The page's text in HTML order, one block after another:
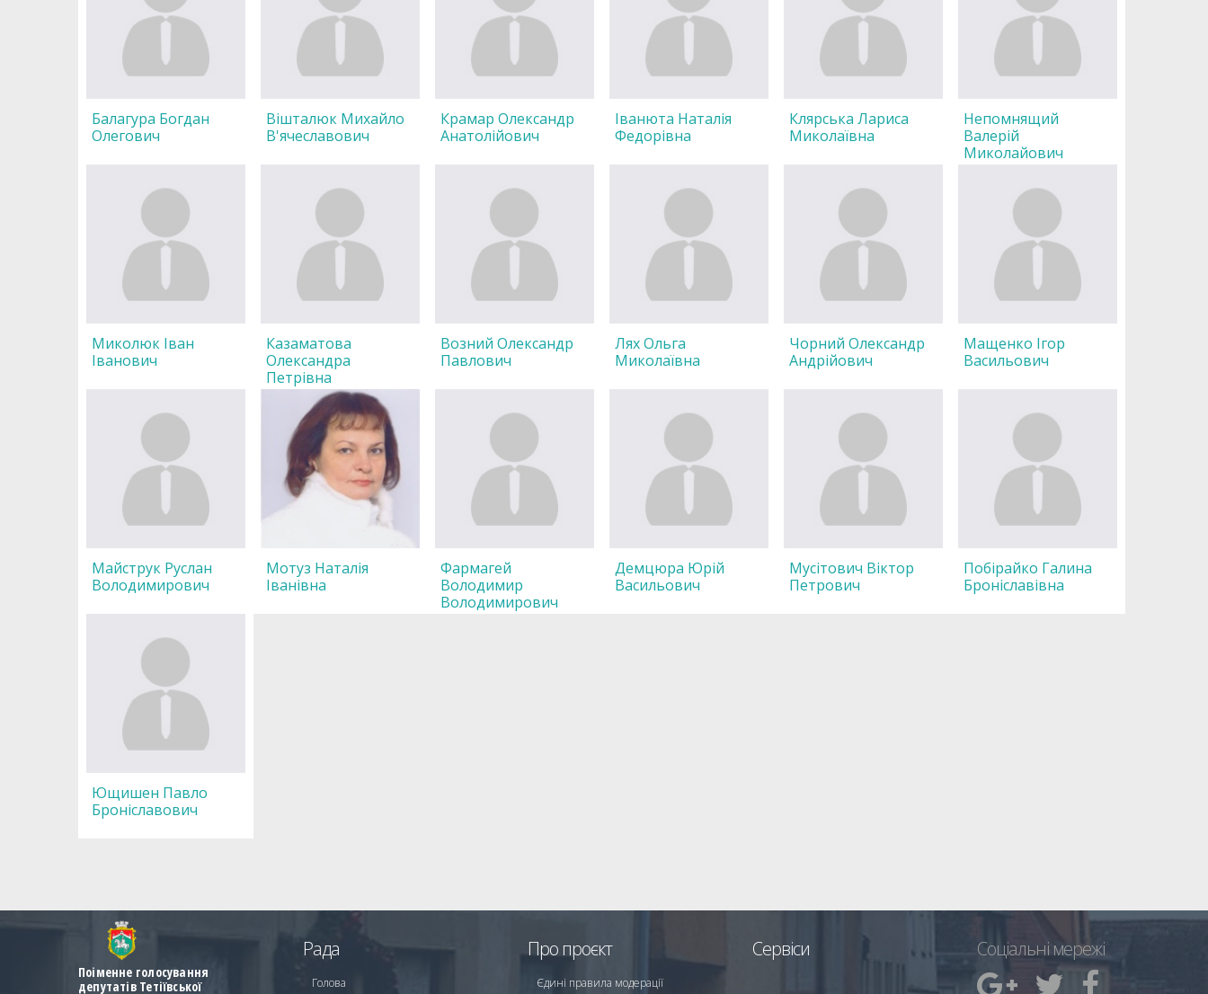
Балагура Богдан
Олегович
Вішталюк Михайло
В'ячеславович
Крамар Олександр
Анатолійович
Іванюта Наталія
Федорівна
Клярська Лариса
Миколаївна
Непомнящий
Валерій
Миколайович
Миколюк Іван
Іванович
Казаматова
Олександра
Петрівна
Возний Олександр
Павлович
Лях Ольга
Миколаївна
Чорний Олександр
Андрійович
Мащенко Ігор
Васильович
Майструк Руслан
Володимирович
Мотуз Наталія
Іванівна
Фармагей
Володимир
Володимирович
Демцюра Юрій
Васильович
Мусітович Віктор
Петрович
Побірайко Галина
Броніславівна
Ющишен Павло
Броніславович
Поіменне голосування
депутатів Тетіївської
Рада
Голова
Про проєкт
Єдині правила модерації
Сервіси Соціальні мережі